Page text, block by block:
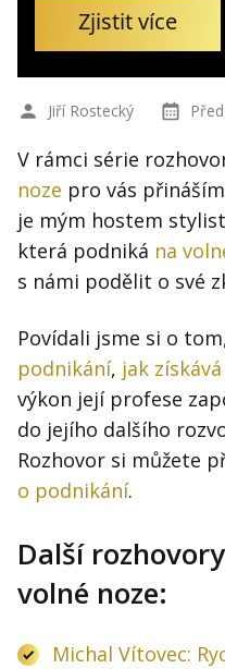
Zjistit více
Jiří Rostecký
V rámci série
noze pro vás
je mým hostem
která podniká na
s námi podělit o své
Povídali jsme si o
podnikání, jak
výkon její profese
do jejího dalšího
Rozhovor si můžete
o podnikání.
Další
volné noze:
Michal Vítovec: